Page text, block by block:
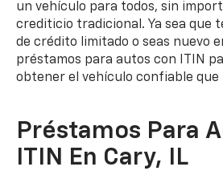
un vehículo para todos, sin
crediticio tradicional. Ya sea que
de crédito limitado o seas nuevo
préstamos para autos con ITIN
obtener el vehículo confiable que
Préstamos Para
ITIN En Cary, IL